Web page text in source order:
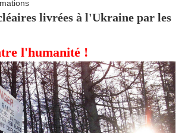
livrées à l'Ukraine par les
l'humanité !